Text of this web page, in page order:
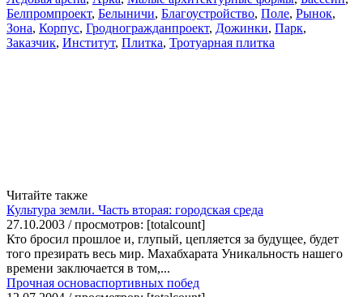
Белпромпроект, Белыничи, Благоустройство, Поле, Рынок,
Зона, Корпус, Гродногражданпроект, Дожинки, Парк,
Заказчик, Институт, Плитка, Тротуарная плитка
Читайте также
Культура земли. Часть вторая: городская среда
27.10.2003 / просмотров: [totalcount]
Кто бросил прошлое и, глупый, цепляется за будущее, будет
того презирать весь мир. Махабхарата Уникальность нашего
времени заключается в том,...
Прочная основаспортивных побед